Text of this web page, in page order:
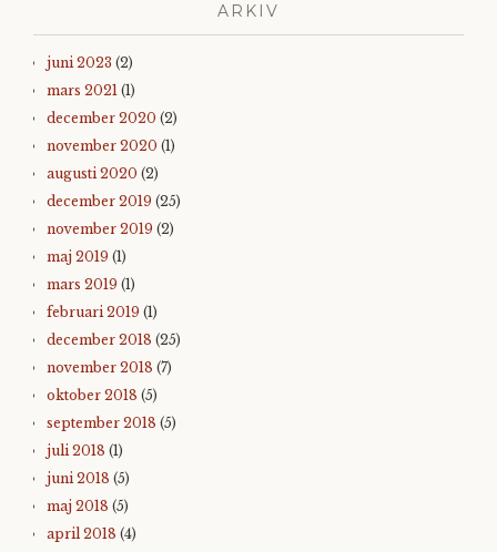
ARKIV
juni 2023 (2)
mars 2021 (1)
december 2020 (2)
november 2020 (1)
augusti 2020 (2)
december 2019 (25)
november 2019 (2)
maj 2019 (1)
mars 2019 (1)
februari 2019 (1)
december 2018 (25)
november 2018 (7)
oktober 2018 (5)
september 2018 (5)
juli 2018 (1)
juni 2018 (5)
maj 2018 (5)
april 2018 (4)